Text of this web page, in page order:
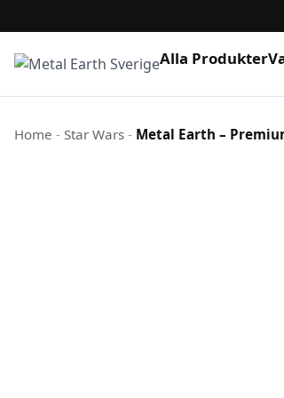
Hoppa till innehåll
Alla Produkter
Home - Star Wars - Metal Earth –